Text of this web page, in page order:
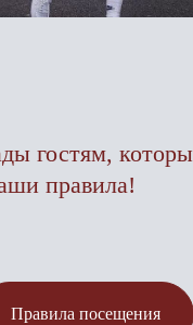
гостям,
правила!
Правила посещения